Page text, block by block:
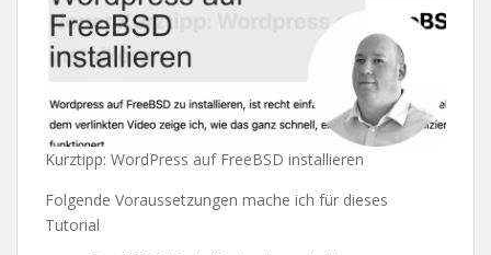
Kurztipp: WordPress auf FreeBSD installieren
Folgende Voraussetzungen mache ich für dieses
Tutorial